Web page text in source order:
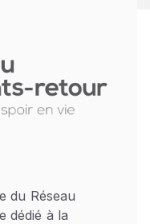
du Réseau
dédié à la